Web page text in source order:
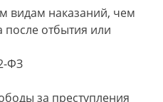
видам наказаний, чем
отбытия или
ФЗ
за преступления